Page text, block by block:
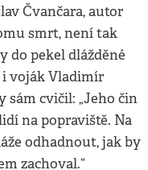
Čvančara, autor
smrt, není tak
do pekel dlážděné
i voják Vladimír
sám cvičil: „Jeho čin
na popraviště. Na
odhadnout, jak by
zachoval.“